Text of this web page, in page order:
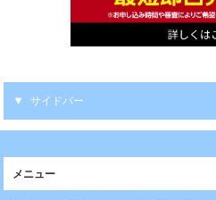
サイドバー
メニュー